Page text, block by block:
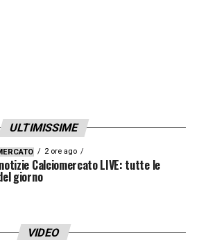
ULTIMISSIME
2 ore ago
Calciomercato LIVE: tutte le
giorno
VIDEO